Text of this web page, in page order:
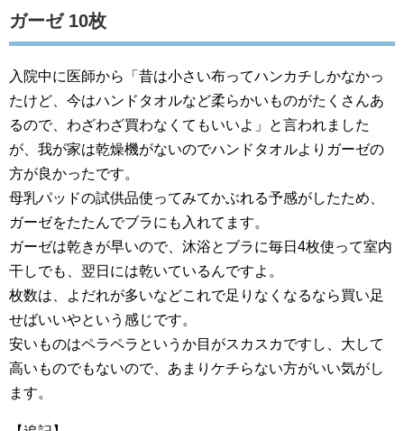
ガーゼ 10枚
入院中に医師から「昔は小さい布ってハンカチしかなかっ
たけど、今はハンドタオルなど柔らかいものがたくさんあ
るので、わざわざ買わなくてもいいよ」と言われました
が、我が家は乾燥機がないのでハンドタオルよりガーゼの
方が良かったです。
母乳パッドの試供品使ってみてかぶれる予感がしたため、
ガーゼをたたんでブラにも入れてます。
ガーゼは乾きが早いので、沐浴とブラに毎日4枚使って室内
干しでも、翌日には乾いているんですよ。
枚数は、よだれが多いなどこれで足りなくなるなら買い足
せばいいやという感じです。
安いものはペラペラというか目がスカスカですし、大して
高いものでもないので、あまりケチらない方がいい気がし
ます。